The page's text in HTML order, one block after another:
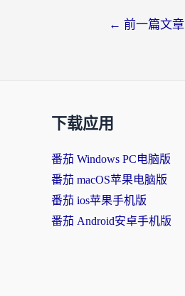
← 前一篇文章
下载应用
番茄 Windows PC电脑版
番茄 macOS苹果电脑版
番茄 ios苹果手机版
番茄 Android安卓手机版